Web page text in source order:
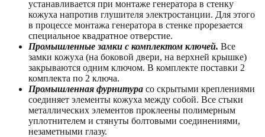
устанавливается при монтаже генератора в стенку
кожуха напротив глушителя электростанции. Для этого
в процессе монтажа генератора в стенке прорезается
специальное квадратное отверстие.
Промышленные замки с комплектом ключей. Все
замки кожуха (на боковой двери, на верхней крышке)
закрываются одним ключом. В комплекте поставки 2
комплекта по 2 ключа.
Промышленная фурнитура со скрытыми креплениями
соединяет элементы кожуха между собой. Все стыки
металлических элементов проклеены полимерным
уплотнителем и стянуты болтовыми соединениями,
незаметными глазу.